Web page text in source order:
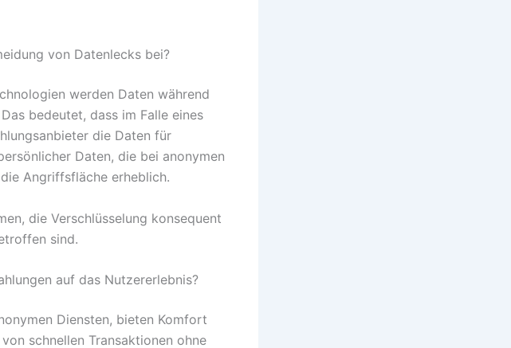
von Datenlecks bei?
werden Daten während
bedeutet, dass im Falle eines
die Daten für
Daten, die bei anonymen
Angriffsfläche erheblich.
die Verschlüsselung konsequent
sind.
auf das Nutzererlebnis?
Diensten, bieten Komfort
schnellen Transaktionen ohne